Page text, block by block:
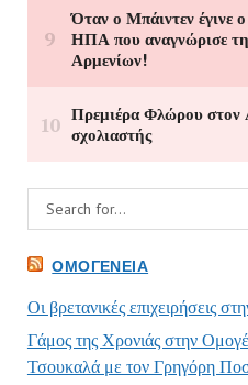
ΟΜΟΓΈΝΕΙΑ
Οι βρετανικές επιχειρήσεις
Γάμος της Χρονιάς στην
Τσουκαλά με τον Γρηγόρη